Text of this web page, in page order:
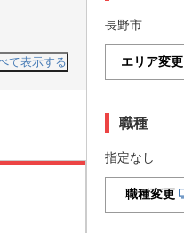
て表示する
長野市
エリア変更
職種
指定なし
職種変更